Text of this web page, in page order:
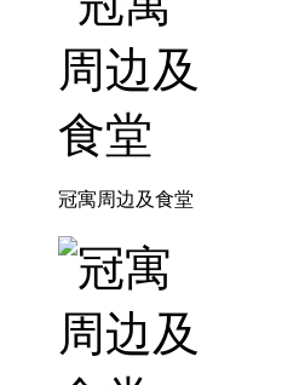
冠寓周边及食堂